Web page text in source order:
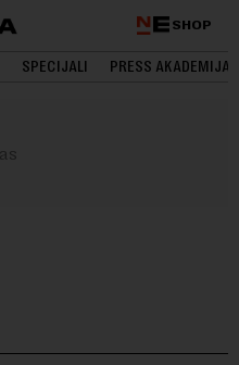
SHOP
SPECIJALI PRESS AKADEMIJA